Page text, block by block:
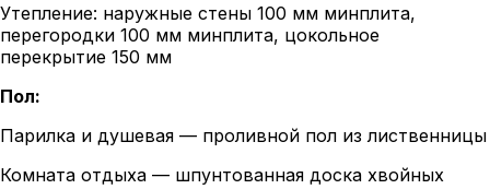
Утепление: наружные стены 100 мм минплита,
перегородки 100 мм минплита, цокольное
перекрытие 150 мм
Пол:
Парилка и душевая — проливной пол из лиственницы
Комната отдыха — шпунтованная доска хвойных